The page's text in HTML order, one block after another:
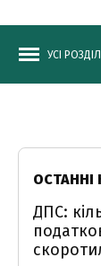
УСІ
ОСТАННІ
ДПС: